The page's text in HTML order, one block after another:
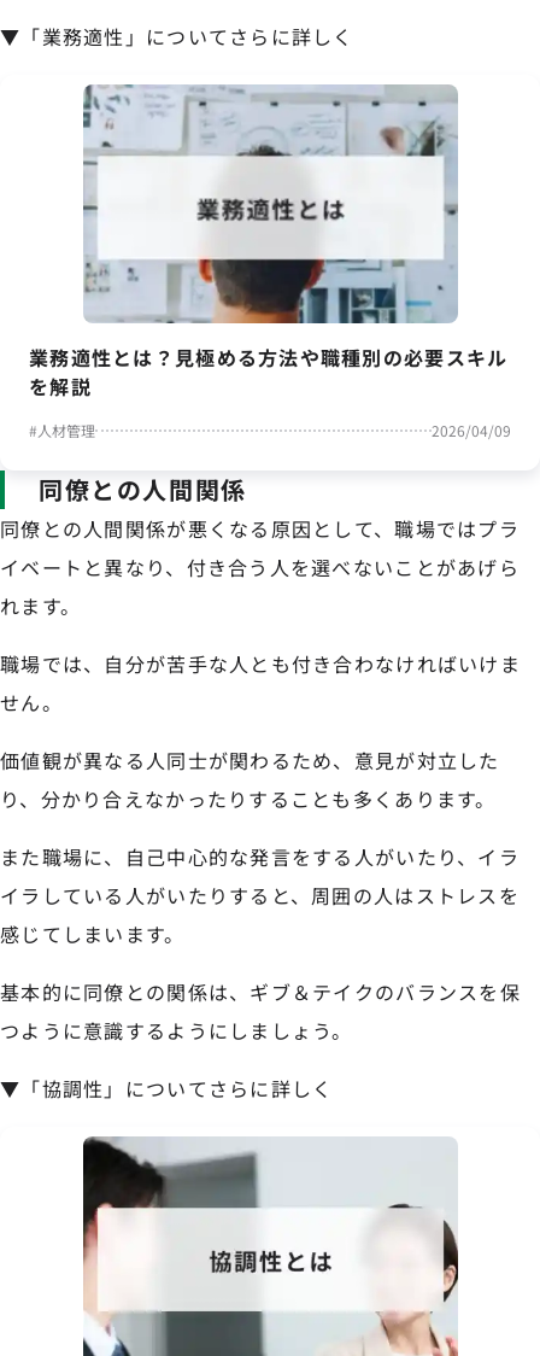
▼「業務適性」についてさらに詳しく
業務適性とは？見極める方法や職種別の必要スキル
を解説
#人材管理 2026/04/09
同僚との人間関係
同僚との人間関係が悪くなる原因として、職場ではプラ
イベートと異なり、付き合う人を選べないことがあげら
れます。
職場では、自分が苦手な人とも付き合わなければいけま
せん。
価値観が異なる人同士が関わるため、意見が対立した
り、分かり合えなかったりすることも多くあります。
また職場に、自己中心的な発言をする人がいたり、イラ
イラしている人がいたりすると、周囲の人はストレスを
感じてしまいます。
基本的に同僚との関係は、ギブ＆テイクのバランスを保
つように意識するようにしましょう。
▼「協調性」についてさらに詳しく